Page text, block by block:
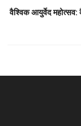
वैश्विक आयुर्वेद